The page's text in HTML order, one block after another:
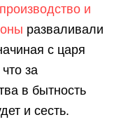
и
разваливали
с царя
за
в бытность
и сесть.